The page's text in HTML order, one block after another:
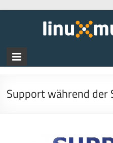
Support während der